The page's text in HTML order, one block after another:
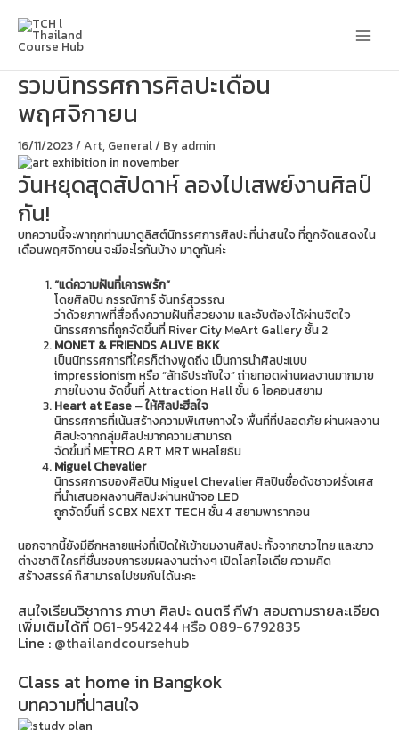
content
รวมนิทรรศการศิลปะเดือน
พฤศจิกายน
16/11/2023/Art, General/ By admin
วันหยุดสุดสัปดาห์ ลองไปเสพย์งานศิลป์
กัน!
บทความนี้จะพาทุกท่านมาดูลิสต์นิทรรศการศิลปะ ที่น่าสนใจ ที่ถูกจัดแสดงใน
เดือนพฤศจิกายน จะมีอะไรกันบ้าง มาดูกันค่ะ
“แด่ความฝันที่เคารพรัก”
โดยศิลปิน กรรณิการ์ จันทร์สุวรรณ
ว่าด้วยภาพที่สื่อถึงความฝันที่สวยงาม และจับต้องได้ผ่านจิตใจ
นิทรรศการที่ถูกจัดขึ้นที่ River City MeArt Gallery ชั้น 2
MONET & FRIENDS ALIVE BKK
เป็นนิทรรศการที่ใครก็ต่างพูดถึง เป็นการนำศิลปะแบบ
impressionism หรือ “ลัทธิประทับใจ” ถ่ายทอดผ่านผลงานมากมาย
ภายในงาน จัดขึ้นที่ Attraction Hall ชั้น 6 ไอคอนสยาม
Heart at Ease – ให้ศิลปะฮีลใจ
นิทรรศการที่เน้นสร้างความพิเศษทางใจ พื้นที่ที่ปลอดภัย ผ่านผลงาน
ศิลปะจากกลุ่มศิลปะมากความสามารถ
จัดขึ้นที่ METRO ART MRT พหลโยธิน
Miguel Chevalier
นิทรรศการของศิลปิน Miguel Chevalier ศิลปินชื่อดังชาวฝรั่งเศส
ที่นำเสนอผลงานศิลปะผ่านหน้าจอ LED
ถูกจัดขึ้นที่ SCBX NEXT TECH ชั้น 4 สยามพารากอน
นอกจากนี้ยังมีอีกหลายแห่งที่เปิดให้เข้าชมงานศิลปะ ทั้งจากชาวไทย และชาว
ต่างชาติ ใครที่ชื่นชอบการชมผลงานต่างๆ เปิดโลกไอเดีย ความคิด
สร้างสรรค์ ก็สามารถไปชมกันได้นะคะ
สนใจเรียนวิชาการ ภาษา ศิลปะ ดนตรี กีฬา สอบถามรายละเอียด
เพิ่มเติมได้ที่ 061-9542244 หรือ 089-6792835
Line : @thailandcoursehub
Class at home in Bangkok
บทความที่น่าสนใจ